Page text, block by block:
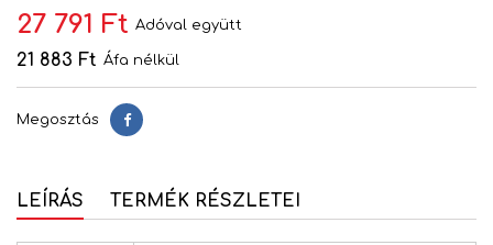
27 791 Ft Adóval együtt
21 883 Ft Áfa nélkül
Megosztás Megosztás
LEÍRÁS TERMÉK RÉSZLETEI